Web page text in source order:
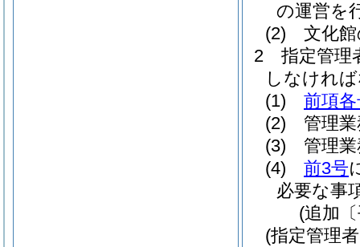
の運営を
(2)
文化
2
指定管理
しなけれ
(1)
前項
(2)
管理
(3)
管理
(4)
前3号
必要な事
(追加
(指定管理